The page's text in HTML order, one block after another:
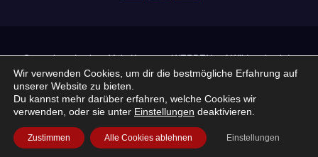
Startseite Login Mein Konto · WERBEN auf Wildwechsel.de
+ Neue Veranstaltung eintragen:
Impressum / Datenschutzerklärung Praktikum, Ausbildung & Jobs
Wir verwenden Cookies, um dir die bestmögliche Erfahrung auf
unserer Website zu bieten.
Du kannst mehr darüber erfahren, welche Cookies wir
verwenden, oder sie unter Einstellungen deaktivieren.
Zustimmen Alle Cookies ablehnen Einstellungen